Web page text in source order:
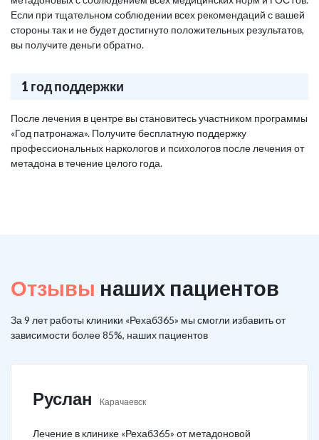
Если при тщательном соблюдении всех рекомендаций с вашей
стороны так и не будет достигнуто положительных результатов,
вы получите деньги обратно.
1 год поддержки
После лечения в центре вы становитесь участником программы
«Год патронажа». Получите бесплатную поддержку
профессиональных наркологов и психологов после лечения от
метадона в течение целого года.
Отзывы наших пациентов
За 9 лет работы клиники «Рехаб365» мы смогли избавить от
зависимости более 85%, наших пациентов
Руслан Карачаевск
Лечение в клинике «Рехаб365» от метадоновой